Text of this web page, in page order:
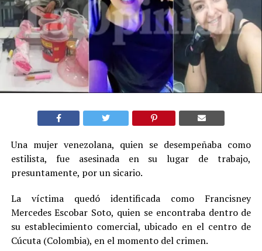
Una mujer venezolana, quien se desempeñaba como
estilista, fue asesinada en su lugar de trabajo,
presuntamente, por un sicario.
La víctima quedó identificada como Francisney
Mercedes Escobar Soto, quien se encontraba dentro de
su establecimiento comercial, ubicado en el centro de
Cúcuta (Colombia), en el momento del crimen.